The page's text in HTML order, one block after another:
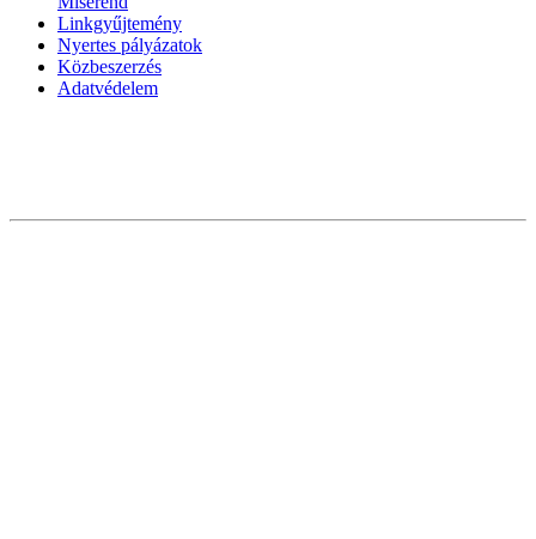
Linkgyűjtemény
Nyertes pályázatok
Közbeszerzés
Adatvédelem